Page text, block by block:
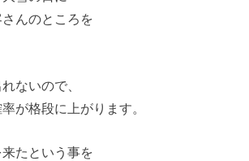
んのところを
ないので、
が格段に上がります。
たという事を